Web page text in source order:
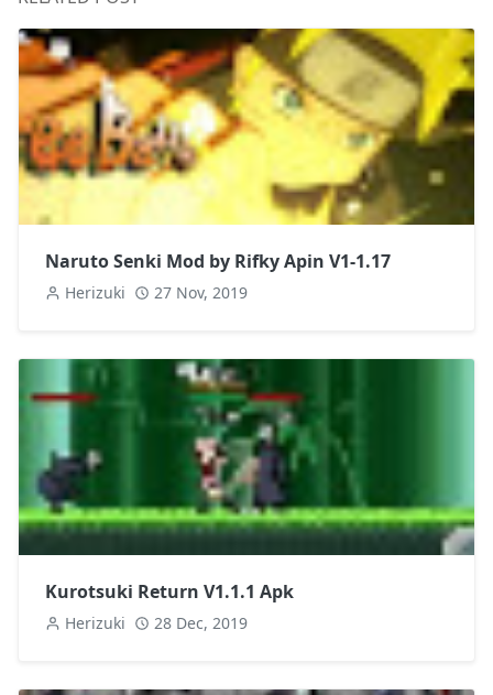
Naruto Senki Mod by Rifky Apin V1-1.17
Herizuki 27 Nov, 2019
Kurotsuki Return V1.1.1 Apk
Herizuki 28 Dec, 2019